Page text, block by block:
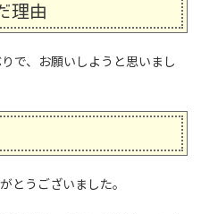
理由
で、お願いしようと思いまし
とうございました。